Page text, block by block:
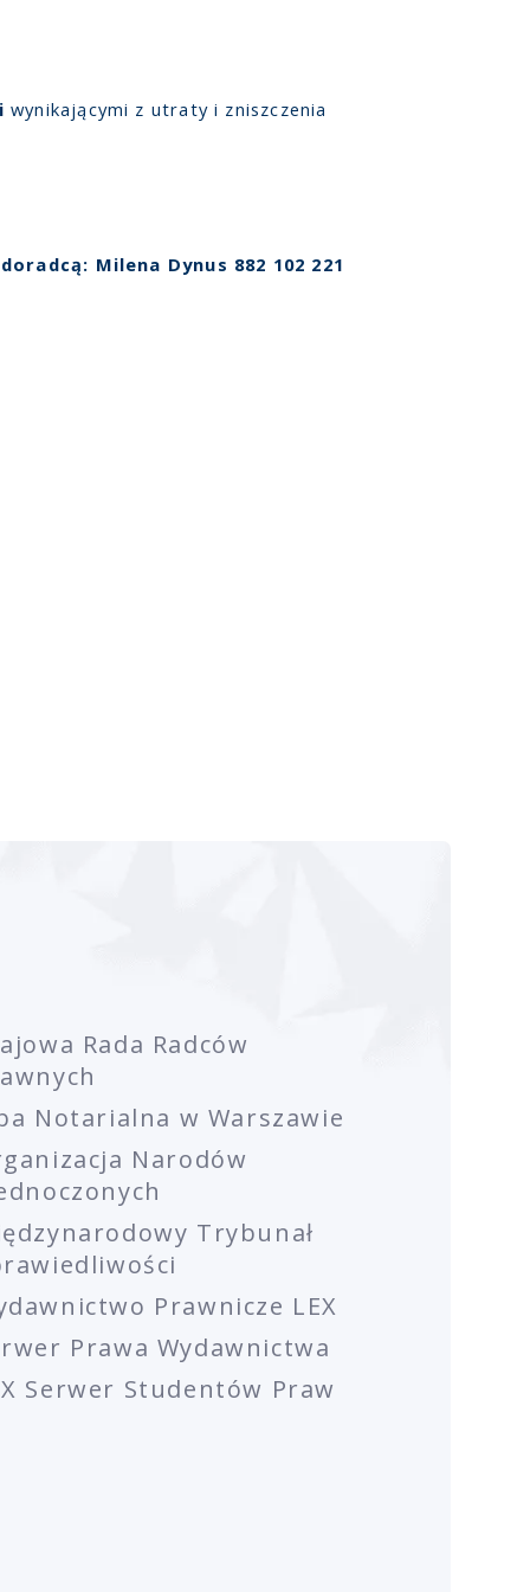
wynikającymi z utraty i zniszczenia
Milena Dynus 882 102 221
Rada Radców
Notarialna w Warszawie
Narodów
Trybunał
Prawnicze LEX
Prawa Wydawnictwa
Serwer Studentów Praw